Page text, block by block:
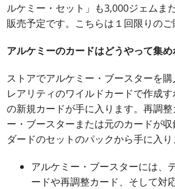
ルケミー・セット」も3,000ジェムま
販売予定です。こちらは１回限りのご
アルケミーのカードはどうやって集
ストアでアルケミー・ブースターを
レアリティのワイルドカードで作成
の新規カードが手に入ります。再調整
ー・ブースターまたは元のカードが
ダードのセットのパックから手に入り
アルケミー・ブースターには、
ードや再調整カード、そして対